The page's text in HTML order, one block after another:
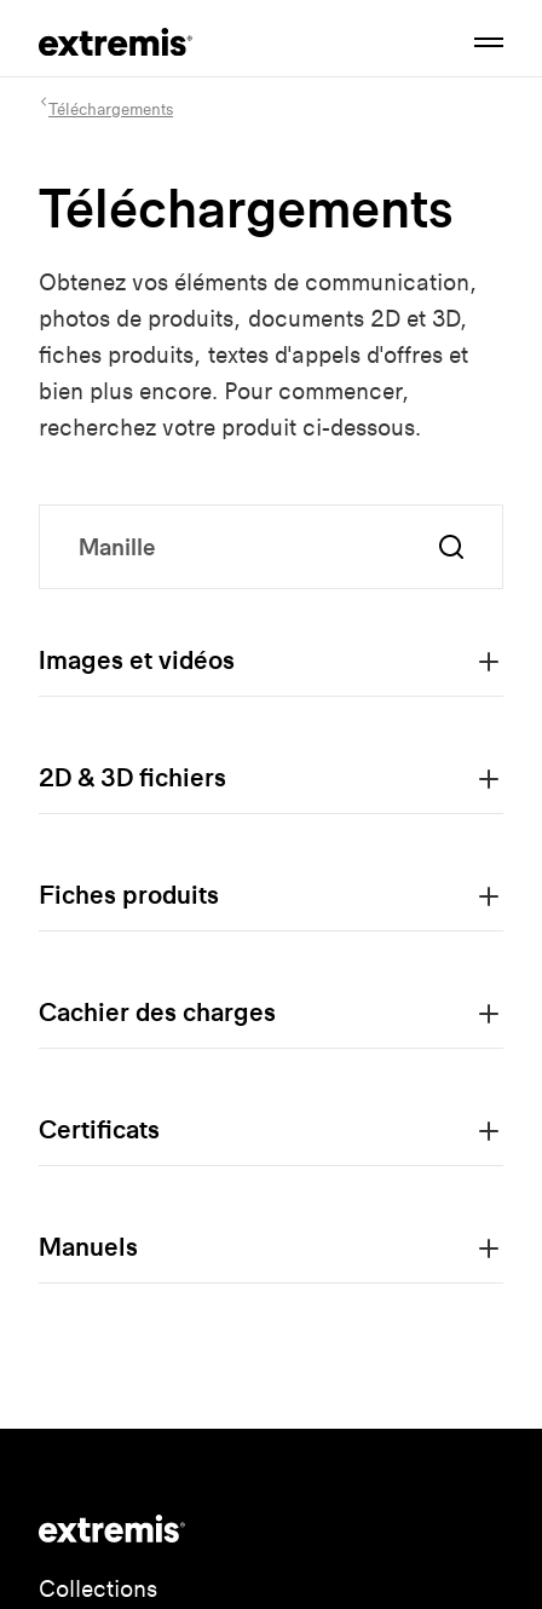
Téléchargements
Téléchargements
Obtenez vos éléments de communication,
photos de produits, documents 2D et 3D,
fiches produits, textes d'appels d'offres et
bien plus encore. Pour commencer,
recherchez votre produit ci-dessous.
Images et vidéos
2D & 3D fichiers
Fiches produits
Cachier des charges
Certificats
Manuels
Collections